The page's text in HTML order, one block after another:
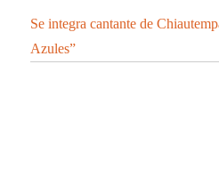
Se integra cantante de
Azules”